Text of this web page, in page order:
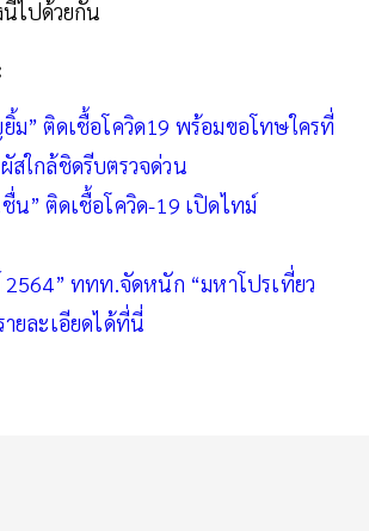
นี้ไปด้วยกัน
ม” ติดเชื้อโควิด19 พร้อมขอโทษใครที่
สใกล้ชิดรีบตรวจด่วน
น” ติดเชื้อโควิด-19 เปิดไทม์
2564” ททท.จัดหนัก “มหาโปรเที่ยว
ายละเอียดได้ที่นี่